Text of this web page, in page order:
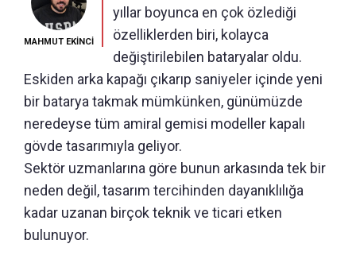
MAHMUT EKİNCİ
yıllar boyunca en çok özlediği
özelliklerden biri, kolayca
değiştirilebilen bataryalar oldu.
Eskiden arka kapağı çıkarıp saniyeler içinde yeni
bir batarya takmak mümkünken, günümüzde
neredeyse tüm amiral gemisi modeller kapalı
gövde tasarımıyla geliyor.
Sektör uzmanlarına göre bunun arkasında tek bir
neden değil, tasarım tercihinden dayanıklılığa
kadar uzanan birçok teknik ve ticari etken
bulunuyor.